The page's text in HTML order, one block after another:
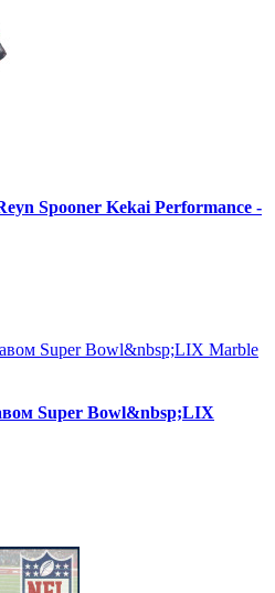
Spooner Kekai Performance -
Super Bowl&nbsp;LIX